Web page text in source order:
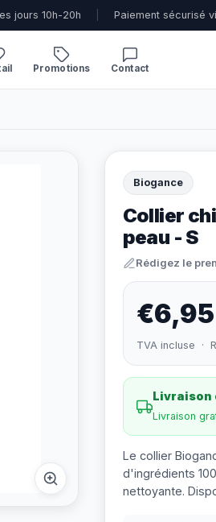
jours 10h-20h Paiement sécurisé
Promotions Contact
Biogance
Collier
peau - S
Rédigez le
€6,95
TVA incluse ·
Livraison
Livraison
Le collier
d'ingrédients
nettoyante.